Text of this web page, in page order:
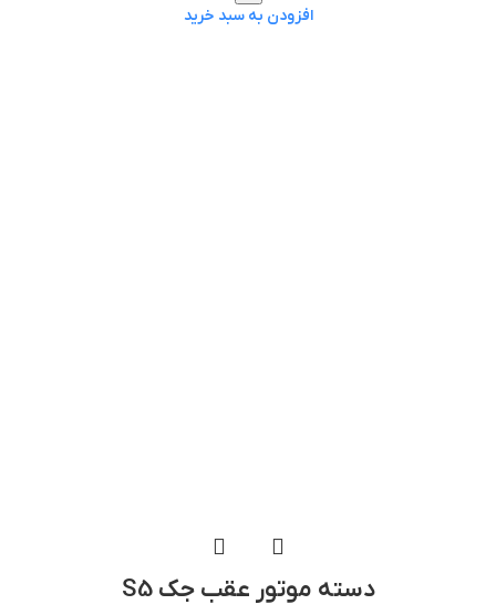
افزودن به سبد خرید
دسته موتور عقب جک S5